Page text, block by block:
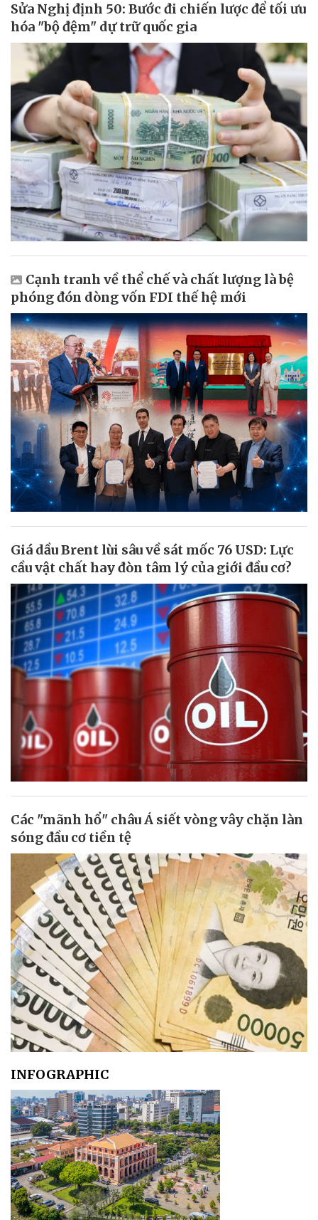
Sửa Nghị định 50: Bước đi chiến lược để tối ưu
hóa "bộ đệm" dự trữ quốc gia
Cạnh tranh về thể chế và chất lượng là bệ
phóng đón dòng vốn FDI thế hệ mới
Giá dầu Brent lùi sâu về sát mốc 76 USD: Lực
cầu vật chất hay đòn tâm lý của giới đầu cơ?
Các "mãnh hổ" châu Á siết vòng vây chặn làn
sóng đầu cơ tiền tệ
INFOGRAPHIC